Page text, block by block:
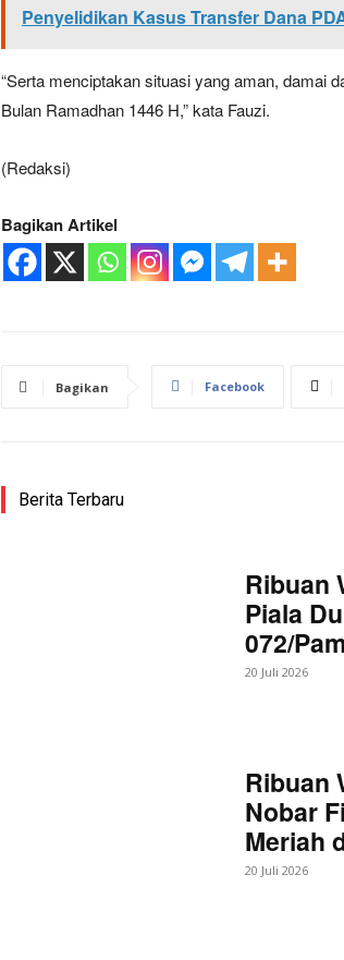
Penyelidikan Kasus Transfer Dana
“Serta menciptakan situasi yang aman, damai
Bulan Ramadhan 1446 H,” kata Fauzi.
(Redaksi)
Bagikan Artikel
Bagikan Facebook
Berita Terbaru
Ribuan
Piala
072/
20 Juli 2026
Ribuan
Nobar
Meriah
20 Juli 2026